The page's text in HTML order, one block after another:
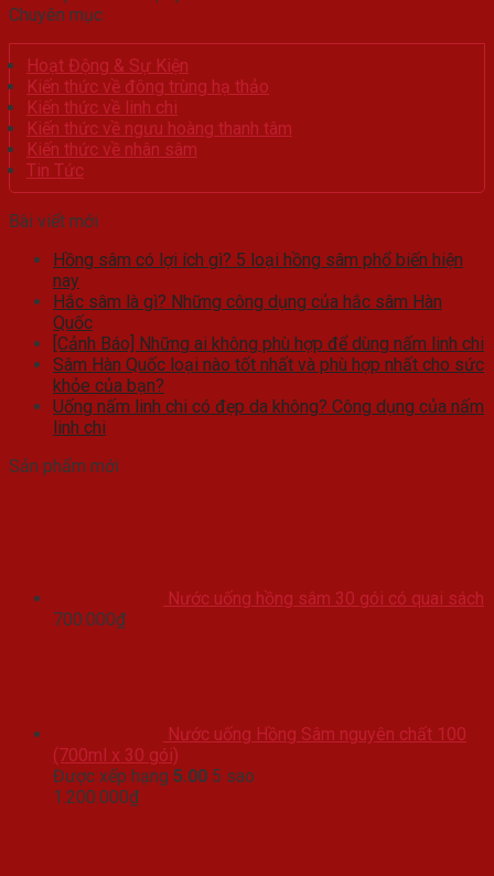
Chuyên mục
Hoạt Động & Sự Kiện
Kiến thức về đông trùng hạ thảo
Kiến thức về linh chi
Kiến thức về ngưu hoàng thanh tâm
Kiến thức về nhân sâm
Tin Tức
Bài viết mới
Hồng sâm có lợi ích gì? 5 loại hồng sâm phổ biến hiện
nay
Hắc sâm là gì? Những công dụng của hắc sâm Hàn
Quốc
[Cảnh Báo] Những ai không phù hợp để dùng nấm linh chi
Sâm Hàn Quốc loại nào tốt nhất và phù hợp nhất cho sức
khỏe của bạn?
Uống nấm linh chi có đẹp da không? Công dụng của nấm
linh chi
Sản phẩm mới
Nước uống hồng sâm 30 gói có quai sách
700.000₫
Nước uống Hồng Sâm nguyên chất 100
(700ml x 30 gói)
Được xếp hạng 5.00 5 sao
1.200.000₫